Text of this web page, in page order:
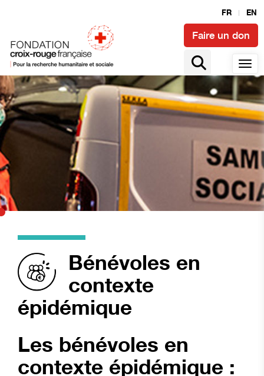
FR EN
Faire un don
Bénévoles en
contexte
épidémique
Les bénévoles en
contexte épidémique :